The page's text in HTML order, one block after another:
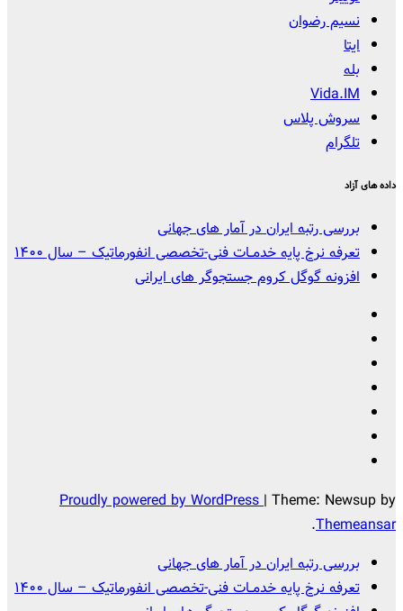
نسیم رضوان
ایتا
بله
Vida.IM
سروش پلاس
تلگرام
داده های آزاد
بررسی رتبه ایران در آمار های جهانی
تعرفه نرخ پایه خدمــات فنی-تخصصی انفورماتیک – سال ۱۴۰۰
افزونه گوگل کروم جستجوگر های ایرانی
Proudly powered by WordPress| Theme: Newsup by
Themeansar
.
بررسی رتبه ایران در آمار های جهانی
تعرفه نرخ پایه خدمــات فنی-تخصصی انفورماتیک – سال ۱۴۰۰